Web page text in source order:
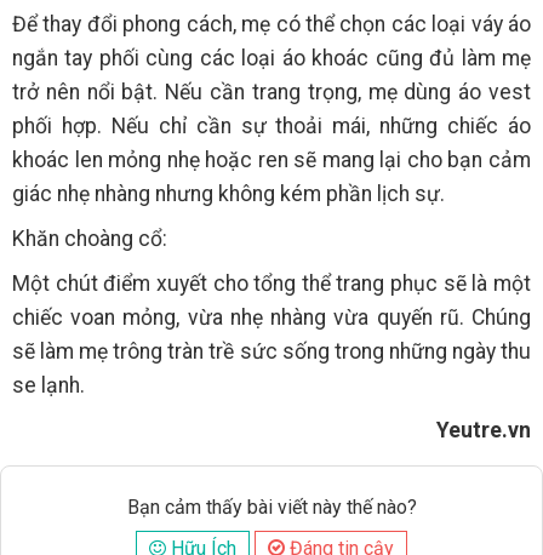
Để thay đổi phong cách, mẹ có thể chọn các loại váy áo
ngắn tay phối cùng các loại áo khoác cũng đủ làm mẹ
trở nên nổi bật. Nếu cần trang trọng, mẹ dùng áo vest
phối hợp. Nếu chỉ cần sự thoải mái, những chiếc áo
khoác len mỏng nhẹ hoặc ren sẽ mang lại cho bạn cảm
giác nhẹ nhàng nhưng không kém phần lịch sự.
Khăn choàng cổ:
Một chút điểm xuyết cho tổng thể trang phục sẽ là một
chiếc voan mỏng, vừa nhẹ nhàng vừa quyến rũ. Chúng
sẽ làm mẹ trông tràn trề sức sống trong những ngày thu
se lạnh.
Yeutre.vn
Bạn cảm thấy bài viết này thế nào?
Hữu Ích
Đáng tin cậy